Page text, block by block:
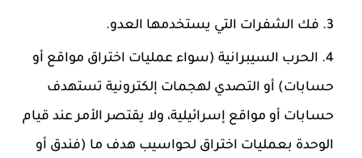
فك الشفرات التي يستخدمها العدو.
الحرب السيبرانية (سواء عمليات اختراق مواقع أو
حسابات) أو التصدي لهجمات إلكترونية تستهدف
حسابات أو مواقع إسرائيلية، ولا يقتصر الأمر عند قيام
الوحدة بعمليات اختراق لحواسيب هدف ما (فندق أو